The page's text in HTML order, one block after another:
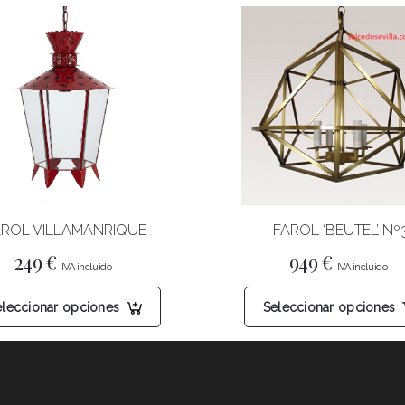
VILLAMANRIQUE
249€
opciones
Este
tiene
FAROL ‘BEUTEL’
949€
Seleccionar opciones